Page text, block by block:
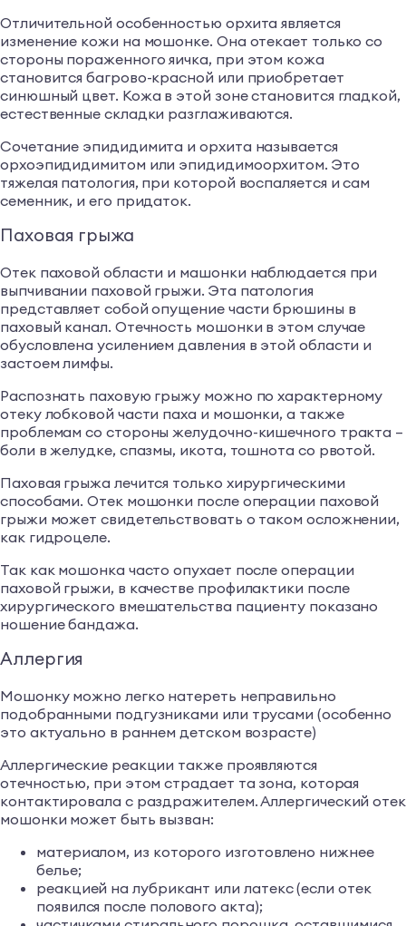
Отличительной особенностью орхита является
изменение кожи на мошонке. Она отекает только со
стороны пораженного яичка, при этом кожа
становится багрово-красной или приобретает
синюшный цвет. Кожа в этой зоне становится гладкой,
естественные складки разглаживаются.
Сочетание эпидидимита и орхита называется
орхоэпидидимитом или эпидидимоорхитом. Это
тяжелая патология, при которой воспаляется и сам
семенник, и его придаток.
Паховая грыжа
Отек паховой области и машонки наблюдается при
выпчивании паховой грыжи. Эта патология
представляет собой опущение части брюшины в
паховый канал. Отечность мошонки в этом случае
обусловлена усилением давления в этой области и
застоем лимфы.
Распознать паховую грыжу можно по характерному
отеку лобковой части паха и мошонки, а также
проблемам со стороны желудочно-кишечного тракта –
боли в желудке, спазмы, икота, тошнота со рвотой.
Паховая грыжа лечится только хирургическими
способами. Отек мошонки после операции паховой
грыжи может свидетельствовать о таком осложнении,
как гидроцеле.
Так как мошонка часто опухает после операции
паховой грыжи, в качестве профилактики после
хирургического вмешательства пациенту показано
ношение бандажа.
Аллергия
Мошонку можно легко натереть неправильно
подобранными подгузниками или трусами (особенно
это актуально в раннем детском возрасте)
Аллергические реакции также проявляются
отечностью, при этом страдает та зона, которая
контактировала с раздражителем. Аллергический отек
мошонки может быть вызван:
материалом, из которого изготовлено нижнее
белье;
реакцией на лубрикант или латекс (если отек
появился после полового акта);